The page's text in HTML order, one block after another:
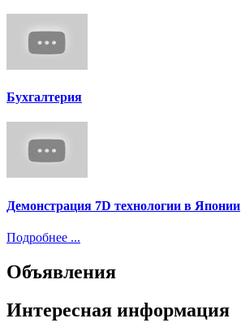
Бухгалтерия
Демонстрация 7D технологии в Японии
Подробнее ...
Объявления
Интересная информация